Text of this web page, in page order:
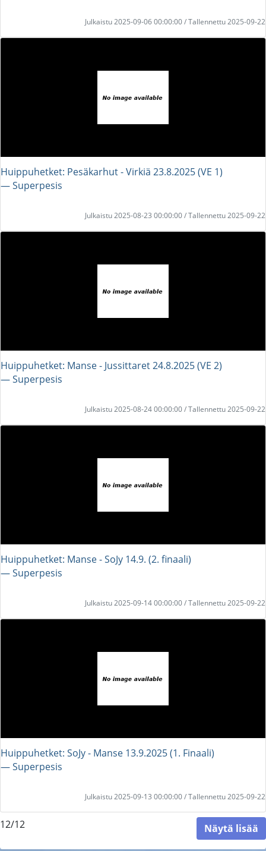
Julkaistu 2025-09-06 00:00:00 / Tallennettu 2025-09-22
Huippuhetket: Pesäkarhut - Virkiä 23.8.2025 (VE 1)
― Superpesis
Julkaistu 2025-08-23 00:00:00 / Tallennettu 2025-09-22
Huippuhetket: Manse - Jussittaret 24.8.2025 (VE 2)
― Superpesis
Julkaistu 2025-08-24 00:00:00 / Tallennettu 2025-09-22
Huippuhetket: Manse - SoJy 14.9. (2. finaali)
― Superpesis
Julkaistu 2025-09-14 00:00:00 / Tallennettu 2025-09-22
Huippuhetket: SoJy - Manse 13.9.2025 (1. Finaali)
― Superpesis
Julkaistu 2025-09-13 00:00:00 / Tallennettu 2025-09-22
12/12 Näytä lisää